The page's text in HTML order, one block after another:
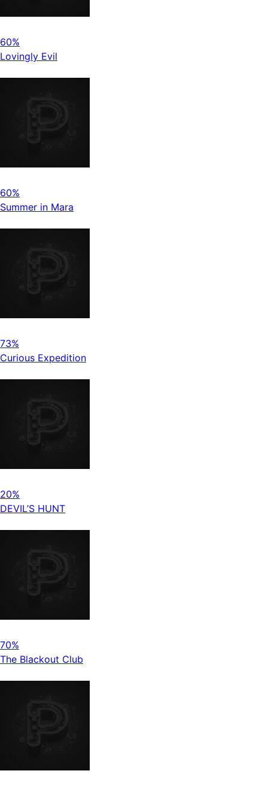
60%
Lovingly Evil
60%
Summer in Mara
73%
Curious Expedition
20%
DEVIL’S HUNT
70%
The Blackout Club